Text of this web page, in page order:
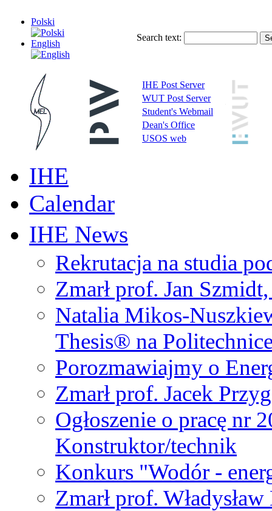
Polski
English
Search text:
IHE Post Server
WUT Post Server
Student's Webmail
Dean's Office
USOS web
IHE
Calendar
IHE News
Rekrutacja na studia
Zmarł prof. Jan
Natalia Mikos-
Thesis® na
Porozmawiajmy o
Zmarł prof. Jacek
Ogłoszenie o pracę nr
Konstruktor/technik
Konkurs "Wodór -
Zmarł prof.